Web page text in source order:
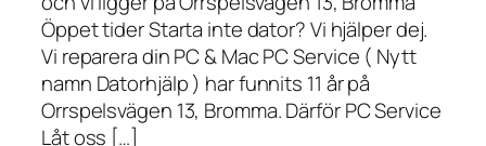
Öppet tider Starta inte dator? Vi hjälper dej.
Vi reparera din PC & Mac PC Service ( Nytt
namn Datorhjälp ) har funnits 11 år på
Orrspelsvägen 13, Bromma. Därför PC Service
Låt oss […]